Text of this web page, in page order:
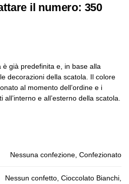
il numero: 350
già predefinita e, in base alla
decorazioni della scatola. Il colore
al momento dell’ordine e i
e all’esterno della scatola.
Nessuna confezione, Confezionato
Nessun confetto, Cioccolato Bianchi,